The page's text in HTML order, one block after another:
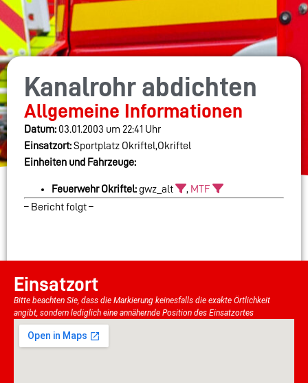
Kanalrohr abdichten
Allgemeine Informationen
Datum: 03.01.2003 um 22:41 Uhr
Einsatzort:Sportplatz Okriftel,Okriftel
Einheiten und Fahrzeuge:
Feuerwehr Okriftel: gwz_alt , MTF
– Bericht folgt –
Einsatzort
Bitte beachten Sie, dass die Markierung keinesfalls die exakte Örtlichkeit
angibt, sondern lediglich eine annähernde Position des Einsatzortes